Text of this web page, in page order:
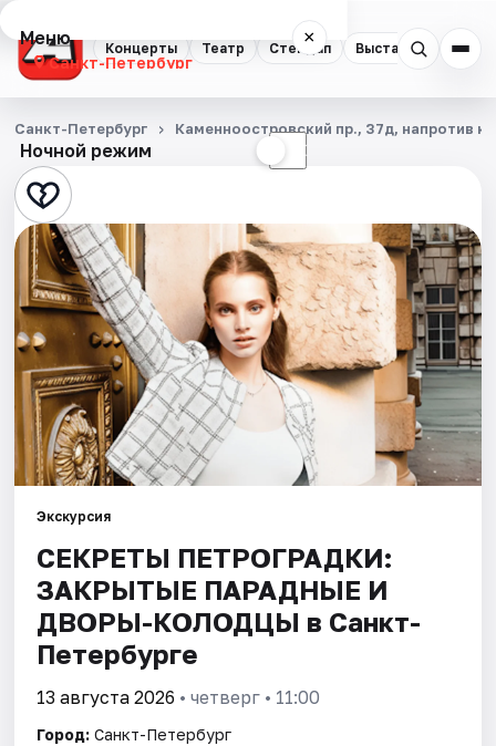
Концерты Театр Стендап Выставки
Меню ×
Санкт-Петербург
Концерты
Театр
Стендап
Выставки
Квесты
Экскурсии
Спорт
События
Города
Площадки
Артисты
Рейтинги
Ночной режим ☾
Санкт-Петербург Каменноостровский пр., 37д, напротив
Экскурсия
СЕКРЕТЫ ПЕТРОГРАДКИ:
ЗАКРЫТЫЕ ПАРАДНЫЕ И
ДВОРЫ-КОЛОДЦЫ в Санкт-
Петербурге
13 августа 2026 • четверг • 11:00
Город: Санкт-Петербург